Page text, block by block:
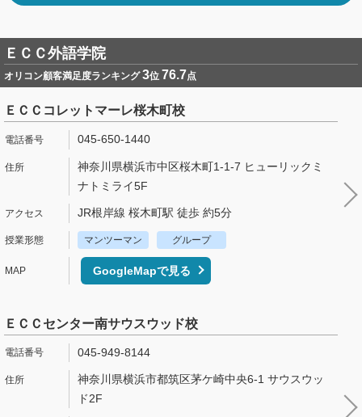
ＥＣＣ外語学院
オリコン顧客満足度ランキング3位 76.7点
ＥＣＣコレットマーレ桜木町校
045-650-1440
神奈川県横浜市中区桜木町1-1-7 ヒューリックミ
ナトミライ5F
JR根岸線 桜木町駅 徒歩 約5分
マンツーマン グループ
GoogleMapで見る
ＥＣＣセンター南サウスウッド校
045-949-8144
神奈川県横浜市都筑区茅ケ崎中央6-1 サウスウッ
ド2F